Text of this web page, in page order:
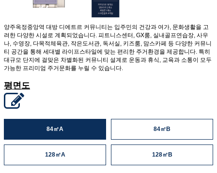
양주옥정중앙역 대방 디에트르 커뮤니티는 입주민의 건강과 여가, 문화생활을 고
려한 다양한 시설로 계획되었습니다. 피트니스센터, GX룸, 실내골프연습장, 사우
나, 수영장, 다목적체육관, 작은도서관, 독서실, 키즈룸, 맘스카페 등 다양한 커뮤니
티 공간을 통해 세대별 라이프스타일에 맞는 편리한 주거환경을 제공합니다. 특히
대규모 단지에 걸맞은 차별화된 커뮤니티 설계로 운동과 휴식, 교육과 소통이 모두
가능한 프리미엄 주거문화를 누릴 수 있습니다.
평면도
84㎡A 84㎡B
128㎡A 128㎡B